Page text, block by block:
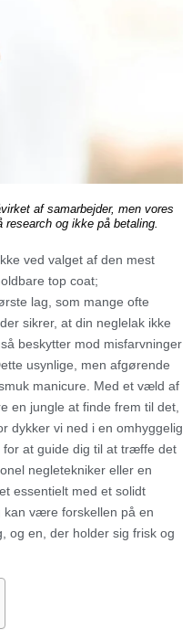
af samarbejder, men vores
research og ikke på betaling.
ved valget af den mest
top coat;
lag, som mange ofte
sikrer, at din neglelak ikke
beskytter mod misfarvninger
usynlige, men afgørende
manicure. Med et væld af
en jungle at finde frem til det,
dykker vi ned i en omhyggelig
at guide dig til at træffe det
negletekniker eller en
essentielt med et solidt
kan være forskellen på en
og en, der holder sig frisk og